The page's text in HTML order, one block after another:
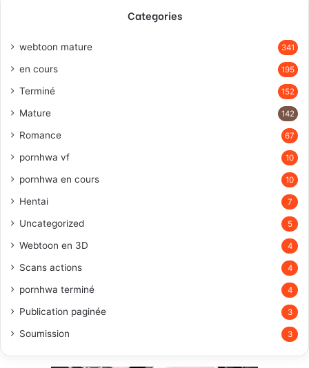
Categories
webtoon mature 341
en cours 195
Terminé 152
Mature 142
Romance 67
pornhwa vf 10
pornhwa en cours 10
Hentai 7
Uncategorized 5
Webtoon en 3D 4
Scans actions 4
pornhwa terminé 4
Publication paginée 3
Soumission 3